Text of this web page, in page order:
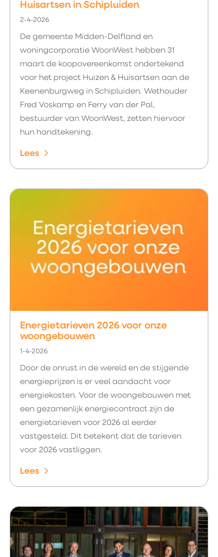
Huisartsen in Schipluiden
2-4-2026
De gemeente Midden-Delfland en
woningcorporatie WoonWest hebben 31
maart de koopovereenkomst ondertekend
voor het project Huizen & Huisartsen aan de
Keenenburgweg in Schipluiden. Wethouder
Fred Voskamp en Ferry van der Pal,
bestuurder van WoonWest, zetten hiervoor
hun handtekening.
Lees
Energietarieven 2026 voor onze
woongebouwen
1-4-2026
Door de onrust in de wereld en de stijgende
energieprijzen is er veel aandacht voor
energiekosten. Voor de woongebouwen met
een gezamenlijk energiecontract zijn de
energietarieven voor 2026 al eerder
vastgesteld. Dit betekent dat de tarieven
voor 2026 vastliggen.
Lees